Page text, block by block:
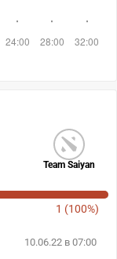
Team Saiyan
1 (100%)
10.06.22 в 07:00